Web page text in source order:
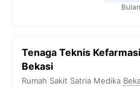
Tenaga Teknis
Bekasi
Rumah Sakit Satria Medika